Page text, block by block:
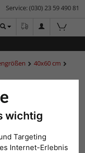
wichtig
Targeting
Internet-Erlebnis
Service: (030) 23 59 490 81
40x60 cm